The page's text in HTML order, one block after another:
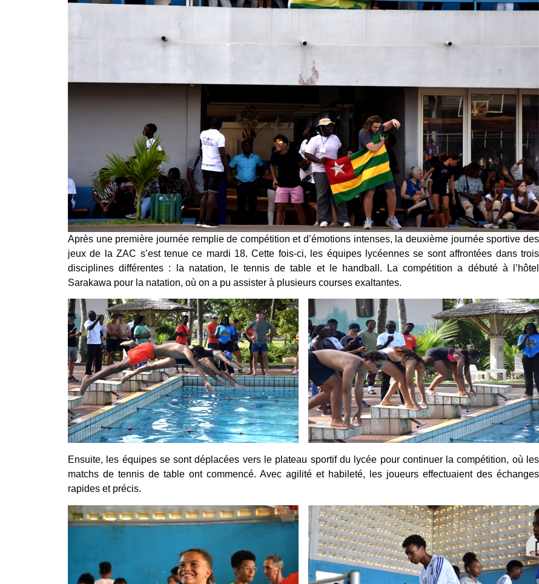
Après une première journée remplie de compétition et d’émotions intenses, la deuxième journée sportive des
jeux de la ZAC s’est tenue ce mardi 18. Cette fois-ci, les équipes lycéennes se sont affrontées dans trois
disciplines différentes : la natation, le tennis de table et le handball. La compétition a débuté à l’hôtel
Sarakawa pour la natation, où on a pu assister à plusieurs courses exaltantes.
Ensuite, les équipes se sont déplacées vers le plateau sportif du lycée pour continuer la compétition, où les
matchs de tennis de table ont commencé. Avec agilité et habileté, les joueurs effectuaient des échanges
rapides et précis.